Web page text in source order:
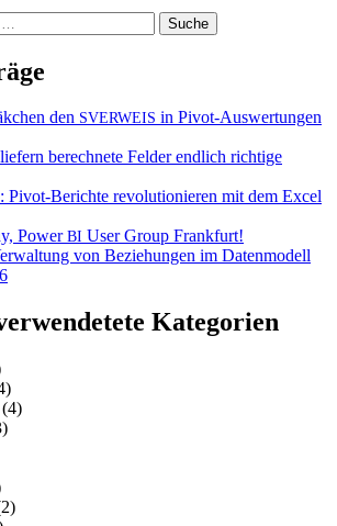
den SVERWEIS in Pivot-Auswertungen
berechnete Felder endlich richtige
Pivot-Berichte revolutionieren mit dem Excel
PowerBI User Group Frankfurt!
von Beziehungen im Datenmodell
Kategorien
(4)